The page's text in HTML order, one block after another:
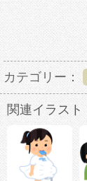
カテゴリー：
関連イラスト